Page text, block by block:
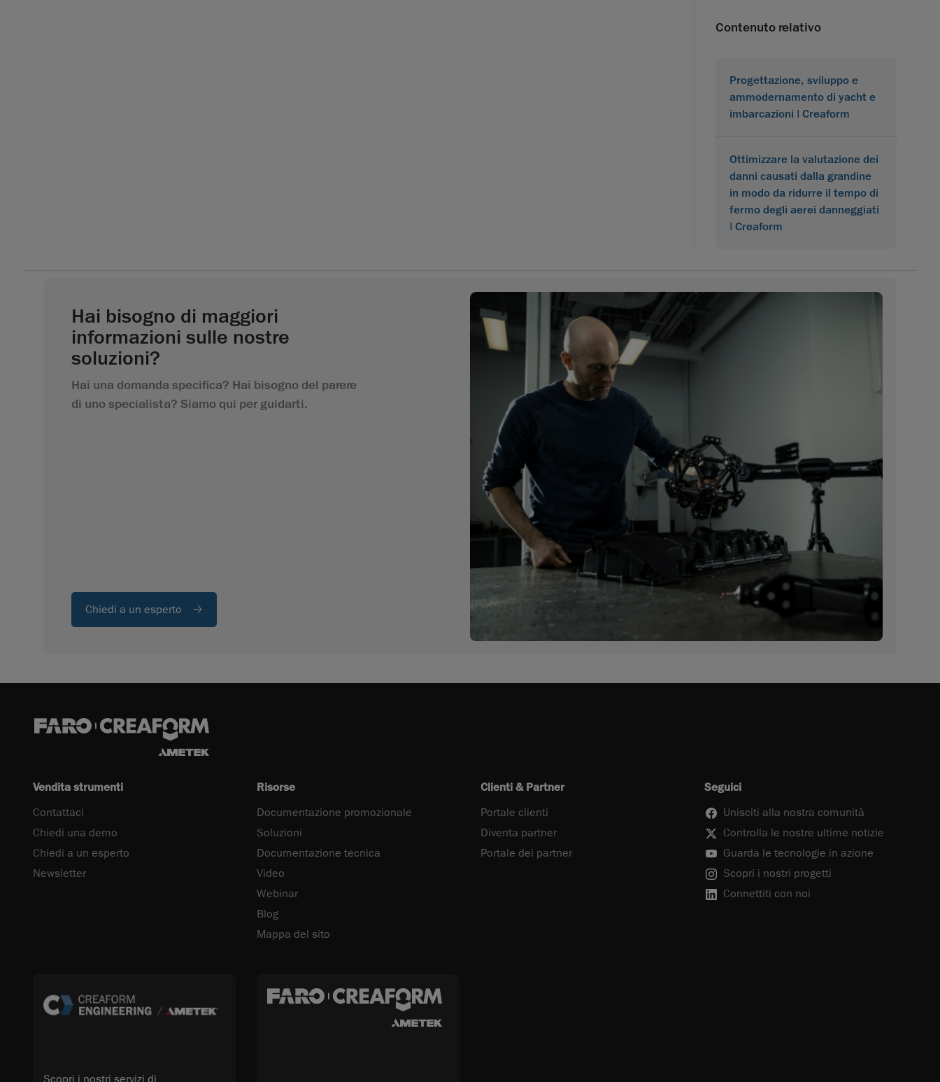
Contenuto relativo
Progettazione, sviluppo e
ammodernamento di yacht e
imbarcazioni | Creaform
Ottimizzare la valutazione dei
danni causati dalla grandine
in modo da ridurre il tempo di
fermo degli aerei danneggiati
| Creaform
Hai bisogno di maggiori
informazioni sulle nostre
soluzioni?
Hai una domanda specifica? Hai bisogno del parere
di uno specialista? Siamo qui per guidarti.
Chiedi a un esperto
Vendita strumenti
Contattaci
Chiedi una demo
Chiedi a un esperto
Newsletter
Risorse
Documentazione promozionale
Soluzioni
Documentazione tecnica
Video
Webinar
Blog
Mappa del sito
Clienti & Partner
Portale clienti
Diventa partner
Portale dei partner
Seguici
Unisciti alla nostra comunità
Controlla le nostre ultime notizie
Guarda le tecnologie in azione
Scopri i nostri progetti
Connettiti con noi